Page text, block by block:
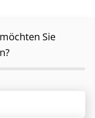
Sie